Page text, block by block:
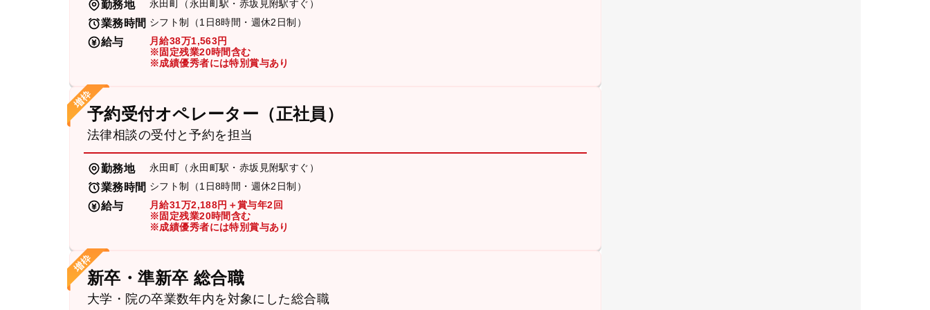
勤務地 永田町（永田町駅・赤坂見附駅すぐ）
業務時間 シフト制（1日8時間・週休2日制）
給与
月給38万1,563円
※固定残業20時間含む
※成績優秀者には特別賞与あり
予約受付オペレーター（正社員）
法律相談の受付と予約を担当
勤務地 永田町（永田町駅・赤坂見附駅すぐ）
業務時間 シフト制（1日8時間・週休2日制）
給与
月給31万2,188円＋賞与年2回
※固定残業20時間含む
※成績優秀者には特別賞与あり
新卒・準新卒 総合職
大学・院の卒業数年内を対象にした総合職